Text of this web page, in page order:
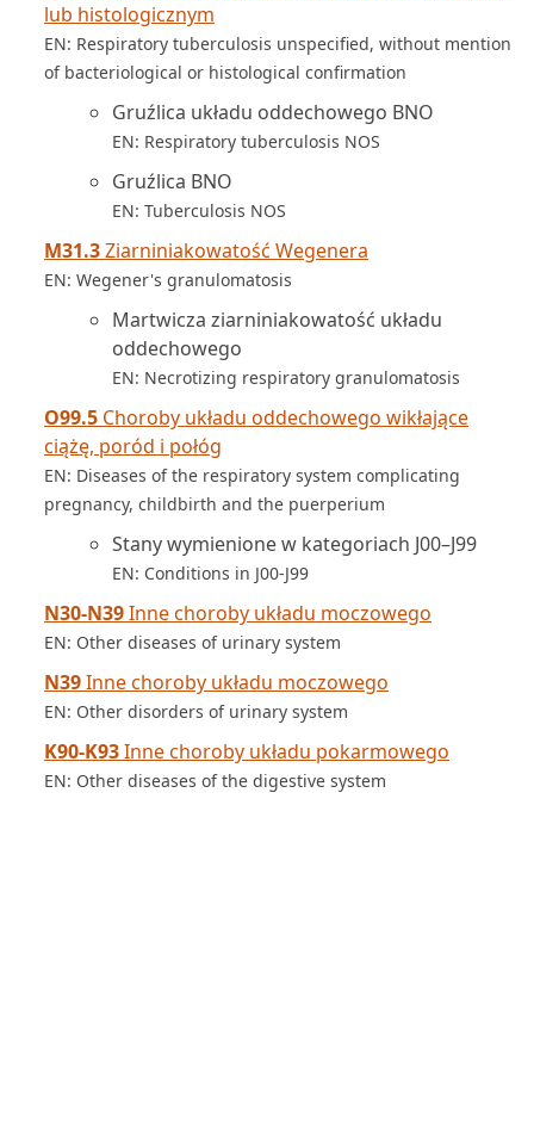
lub histologicznym
EN: Respiratory tuberculosis unspecified, without mention
of bacteriological or histological confirmation
Gruźlica układu oddechowego BNO
EN: Respiratory tuberculosis NOS
Gruźlica BNO
EN: Tuberculosis NOS
M31.3Ziarniniakowatość Wegenera
EN: Wegener's granulomatosis
Martwicza ziarniniakowatość układu
oddechowego
EN: Necrotizing respiratory granulomatosis
O99.5 Choroby układu oddechowego wikłające
ciążę, poród i połóg
EN: Diseases of the respiratory system complicating
pregnancy, childbirth and the puerperium
Stany wymienione w kategoriach J00–J99
EN: Conditions in J00-J99
N30-N39Inne choroby układu moczowego
EN: Other diseases of urinary system
N39Inne choroby układu moczowego
EN: Other disorders of urinary system
K90-K93Inne choroby układu pokarmowego
EN: Other diseases of the digestive system